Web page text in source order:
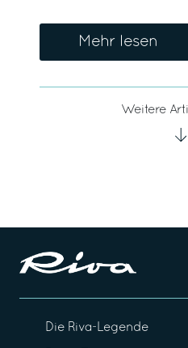
Mehr lesen
Weitere
Die Riva-Legende